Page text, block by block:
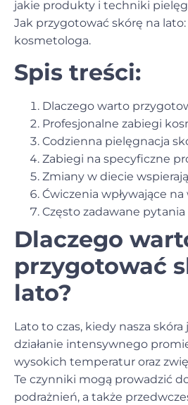
jakie produkty i techniki
Jak przygotować skórę na lato:
kosmetologa.
Spis treści:
Dlaczego warto
Profesjonalne zabiegi
Codzienna pielęgnacja
Zabiegi na specyficzne
Zmiany w diecie
Ćwiczenia wpływające
Często zadawane pytania
Dlaczego
przygotować
lato?
Lato to czas, kiedy nasza skóra
działanie intensywnego
wysokich temperatur oraz
Te czynniki mogą prowadzić
podrażnień, a także